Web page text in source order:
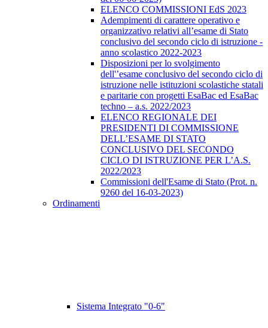
ELENCO COMMISSIONI EdS 2023
Adempimenti di carattere operativo e
organizzativo relativi all’esame di Stato
conclusivo del secondo ciclo di istruzione -
anno scolastico 2022-2023
Disposizioni per lo svolgimento
dell'’esame conclusivo del secondo ciclo di
istruzione nelle istituzioni scolastiche statali
e paritarie con progetti EsaBac ed EsaBac
techno – a.s. 2022/2023
ELENCO REGIONALE DEI
PRESIDENTI DI COMMISSIONE
DELL’ESAME DI STATO
CONCLUSIVO DEL SECONDO
CICLO DI ISTRUZIONE PER L’A.S.
2022/2023
Commissioni dell'Esame di Stato (Prot. n.
9260 del 16-03-2023)
Ordinamenti
Sistema Integrato "0-6"